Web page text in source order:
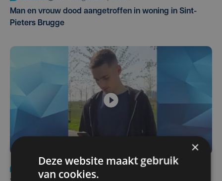
Man en vrouw dood aangetroffen in woning in Sint-
Pieters Brugge
do 6 augustus | 21:30
×
Deze website maakt gebruik
van cookies.